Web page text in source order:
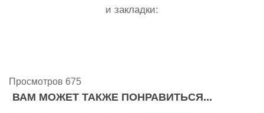
и закладки:
Просмотров 675
ВАМ МОЖЕТ ТАКЖЕ ПОНРАВИТЬСЯ...